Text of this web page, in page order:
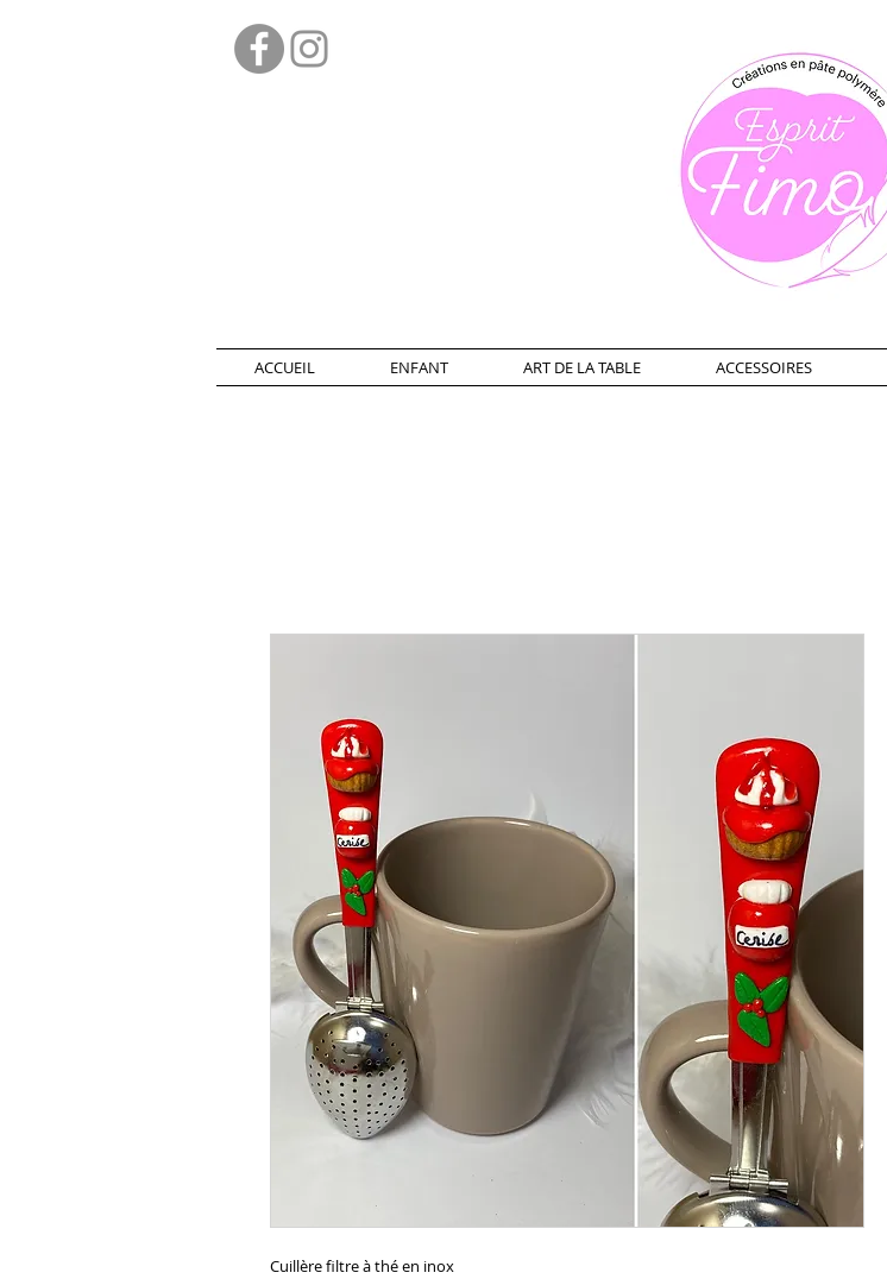
ACCUEIL ENFANT ART DE LA TABLE ACCESSOIRES
Cuillère filtre à thé en inox